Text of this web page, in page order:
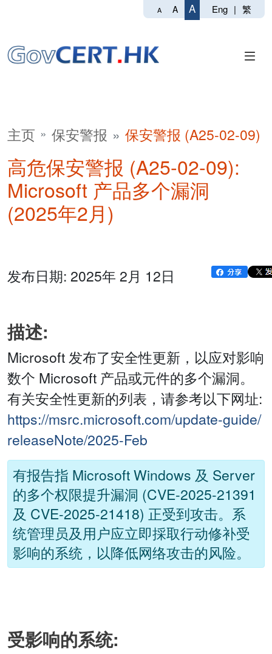
A A A Eng | 繁
主页 保安警报 保安警报 (A25-02-09)
高危保安警报 (A25-02-09):
Microsoft 产品多个漏洞
(2025年2月)
发布日期: 2025年 2月 12日
描述:
Microsoft 发布了安全性更新，以应对影响
数个 Microsoft 产品或元件的多个漏洞。
有关安全性更新的列表，请参考以下网址:
https://msrc.microsoft.com/update-guide/
releaseNote/2025-Feb
有报告指 Microsoft Windows 及 Server
的多个权限提升漏洞 (CVE-2025-21391
及 CVE-2025-21418) 正受到攻击。系
统管理员及用户应立即採取行动修补受
影响的系统，以降低网络攻击的风险。
受影响的系统: